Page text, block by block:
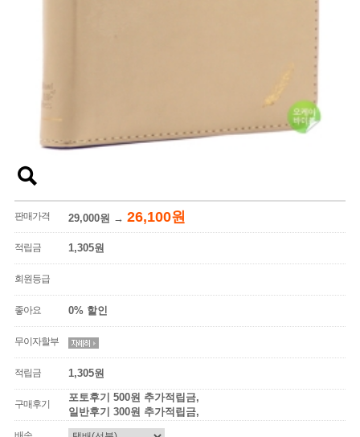
판매가격 29,000원 → 26,100원
적립금 1,305원
회원등급
좋아요 0% 할인
무이자할부
적립금 1,305원
구매후기
포토후기 500원 추가적립금,
일반후기 300원 추가적립금,